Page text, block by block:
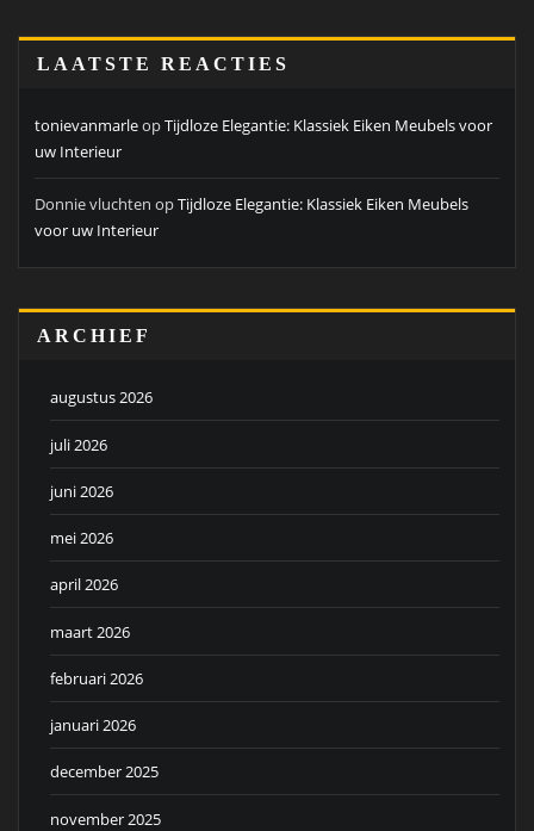
LAATSTE REACTIES
tonievanmarleopTijdloze Elegantie: Klassiek Eiken Meubels voor
uw Interieur
Donnie vluchten opTijdloze Elegantie: Klassiek Eiken Meubels
voor uw Interieur
ARCHIEF
augustus 2026
juli 2026
juni 2026
mei 2026
april 2026
maart 2026
februari 2026
januari 2026
december 2025
november 2025